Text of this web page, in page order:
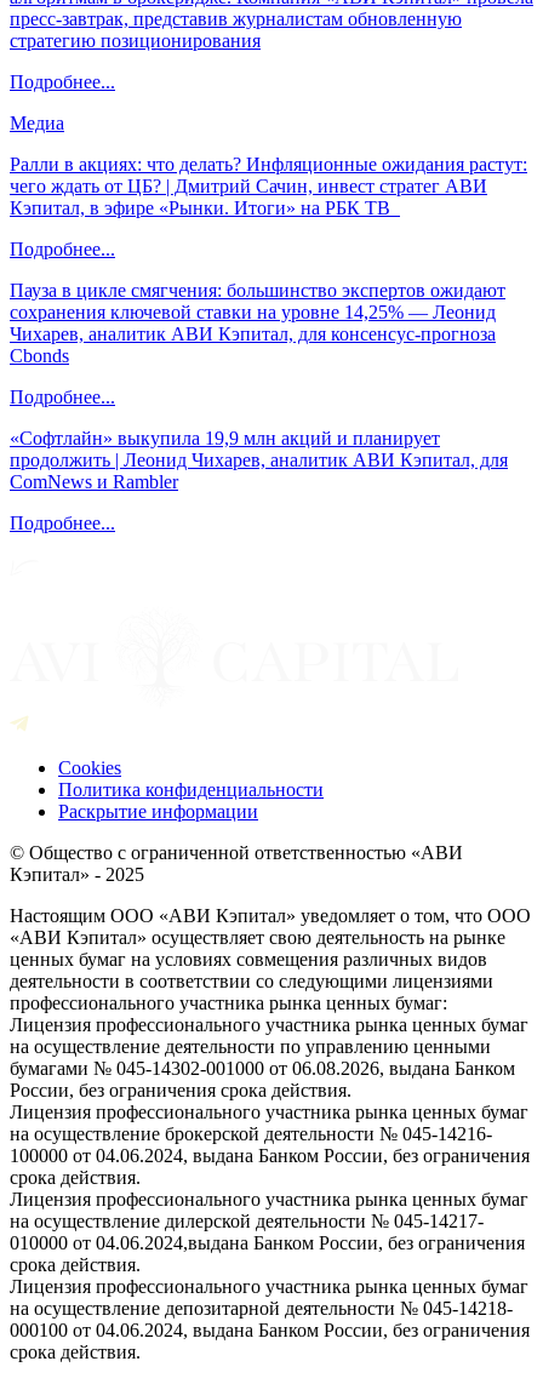
пресс-завтрак, представив журналистам обновленную
стратегию позиционирования
Подробнее...
Медиа
Ралли в акциях: что делать? Инфляционные ожидания растут:
чего ждать от ЦБ? | Дмитрий Сачин, инвест стратег АВИ
Кэпитал, в эфире «Рынки. Итоги» на РБК ТВ
Подробнее...
Пауза в цикле смягчения: большинство экспертов ожидают
сохранения ключевой ставки на уровне 14,25% — Леонид
Чихарев, аналитик АВИ Кэпитал, для консенсус-прогноза
Cbonds
Подробнее...
«Софтлайн» выкупила 19,9 млн акций и планирует
продолжить | Леонид Чихарев, аналитик АВИ Кэпитал, для
ComNews и Rambler
Подробнее...
Cookies
Политика конфиденциальности
Раскрытие информации
© Общество с ограниченной ответственностью «АВИ
Кэпитал» - 2025
Настоящим ООО «АВИ Кэпитал» уведомляет о том, что ООО
«АВИ Кэпитал» осуществляет свою деятельность на рынке
ценных бумаг на условиях совмещения различных видов
деятельности в соответствии со следующими лицензиями
профессионального участника рынка ценных бумаг:
Лицензия профессионального участника рынка ценных бумаг
на осуществление деятельности по управлению ценными
бумагами № 045-14302-001000 от 06.08.2026, выдана Банком
России, без ограничения срока действия.
Лицензия профессионального участника рынка ценных бумаг
на осуществление брокерской деятельности № 045-14216-
100000 от 04.06.2024, выдана Банком России, без ограничения
срока действия.
Лицензия профессионального участника рынка ценных бумаг
на осуществление дилерской деятельности № 045-14217-
010000 от 04.06.2024,выдана Банком России, без ограничения
срока действия.
Лицензия профессионального участника рынка ценных бумаг
на осуществление депозитарной деятельности № 045-14218-
000100 от 04.06.2024, выдана Банком России, без ограничения
срока действия.